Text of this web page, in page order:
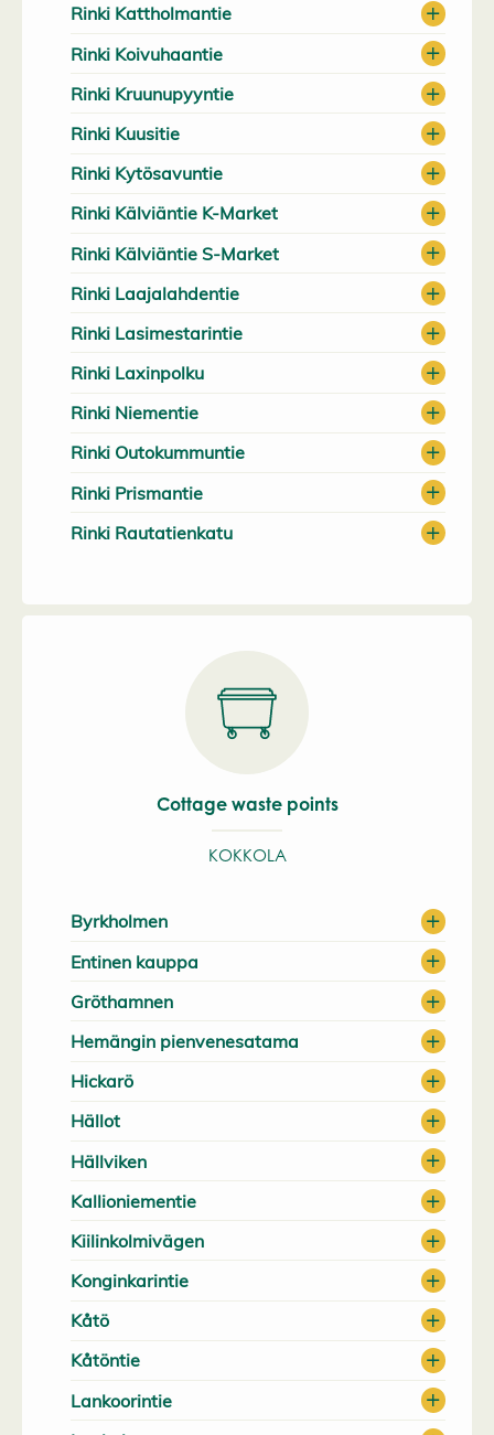
Rinki Kattholmantie
Rinki Koivuhaantie
Rinki Kruunupyyntie
Rinki Kuusitie
Rinki Kytösavuntie
Rinki Kälviäntie K-Market
Rinki Kälviäntie S-Market
Rinki Laajalahdentie
Rinki Lasimestarintie
Rinki Laxinpolku
Rinki Niementie
Rinki Outokummuntie
Rinki Prismantie
Rinki Rautatienkatu
Cottage waste points
KOKKOLA
Byrkholmen
Entinen kauppa
Gröthamnen
Hemängin pienvenesatama
Hickarö
Hällot
Hällviken
Kallioniementie
Kiilinkolmivägen
Konginkarintie
Kåtö
Kåtöntie
Lankoorintie